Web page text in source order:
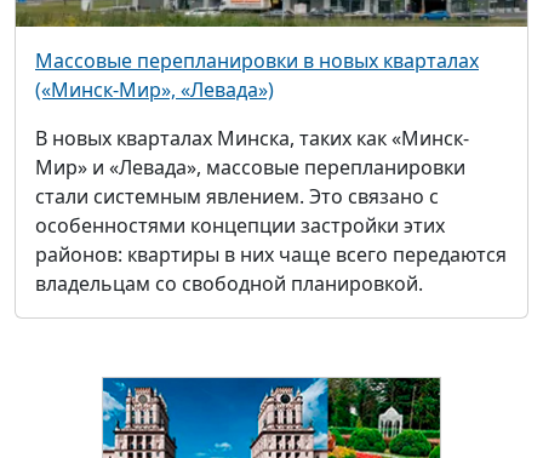
Массовые перепланировки в новых кварталах
(«Минск-Мир», «Левада»)
В новых кварталах Минска, таких как «Минск-
Мир» и «Левада», массовые перепланировки
стали системным явлением. Это связано с
особенностями концепции застройки этих
районов: квартиры в них чаще всего передаются
владельцам со свободной планировкой.